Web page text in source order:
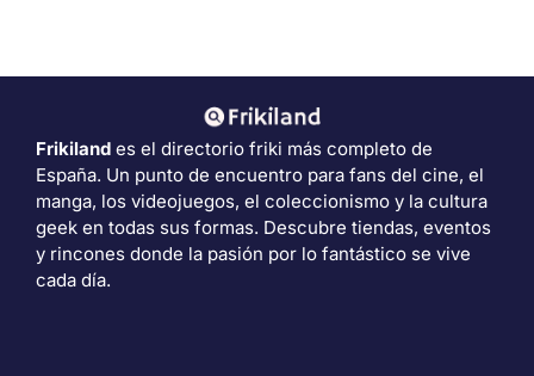
Frikiland es el directorio friki más completo de
España. Un punto de encuentro para fans del cine, el
manga, los videojuegos, el coleccionismo y la cultura
geek en todas sus formas. Descubre tiendas, eventos
y rincones donde la pasión por lo fantástico se vive
cada día.